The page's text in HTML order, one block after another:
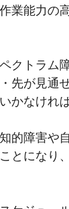
業能力の
クトラム
先が見通
かなけれ
的障害や
とになり